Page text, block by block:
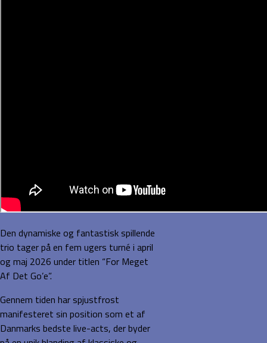
Den dynamiske og fantastisk spillende
trio tager på en fem ugers turné i april
og maj 2026 under titlen “For Meget
Af Det Go’e”.
Gennem tiden har spjustfrost
manifesteret sin position som et af
Danmarks bedste live-acts, der byder